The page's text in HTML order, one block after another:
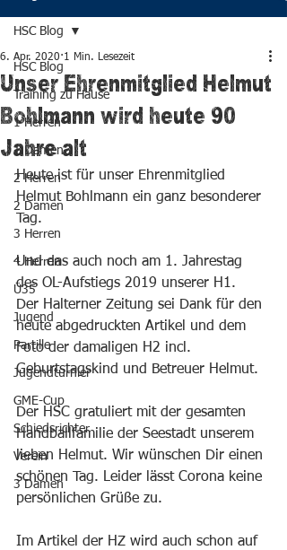
HSC Blog
Training zu Hause
1 Herren
1 Damen
2 Herren
2 Damen
3 Herren
4 Herren
Ü35
Jugend
Partille
Jugendturnier
GME-Cup
Schiedsrichter
Verein
3 Damen
HSC Blog
Unser Ehrenmitglied Helmut
Bohlmann wird heute 90
Jahre alt
6. Apr. 2020 1 Min. Lesezeit
Heute ist für unser Ehrenmitglied
Helmut Bohlmann ein ganz besonderer
Tag.
Und das auch noch am 1. Jahrestag
des OL-Aufstiegs 2019 unserer H1.
Der Halterner Zeitung sei Dank für den
heute abgedruckten Artikel und dem
Foto der damaligen H2 incl.
Geburtstagskind und Betreuer Helmut.
Der HSC gratuliert mit der gesamten
Handballfamilie der Seestadt unserem
lieben Helmut. Wir wünschen Dir einen
schönen Tag. Leider lässt Corona keine
persönlichen Grüße zu.
Im Artikel der HZ wird auch schon auf